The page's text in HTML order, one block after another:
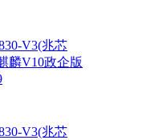
V3(兆芯
麟V10政企版
V3(兆芯